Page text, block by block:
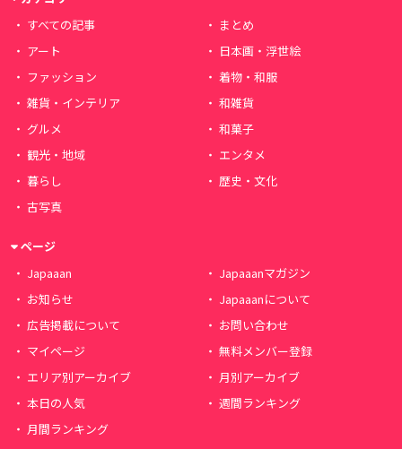
すべての記事
まとめ
アート
日本画・浮世絵
ファッション
着物・和服
雑貨・インテリア
和雑貨
グルメ
和菓子
観光・地域
エンタメ
暮らし
歴史・文化
古写真
ページ
Japaaan
Japaaanマガジン
お知らせ
Japaaanについて
広告掲載について
お問い合わせ
マイページ
無料メンバー登録
エリア別アーカイブ
月別アーカイブ
本日の人気
週間ランキング
月間ランキング